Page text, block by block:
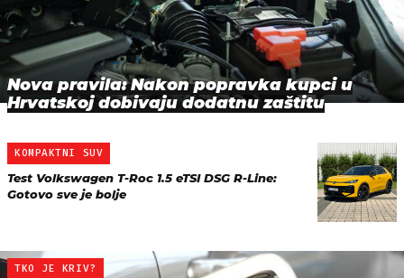
Nova pravila: Nakon popravka kupci u
Hrvatskoj dobivaju dodatnu zaštitu
KOMPAKTNI SUV
Test Volkswagen T-Roc 1.5 eTSI DSG R-Line:
Gotovo sve je bolje
TKO JE KRIV?